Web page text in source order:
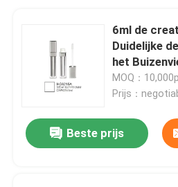
6ml de
Duidelijke
het
MOQ：
Prijs：
Beste prijs